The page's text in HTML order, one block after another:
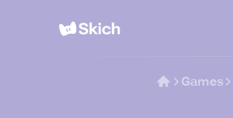
Games